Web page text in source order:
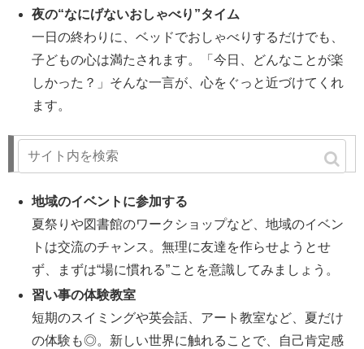
夜の“なにげないおしゃべり”タイム
一日の終わりに、ベッドでおしゃべりするだけでも、
子どもの心は満たされます。「今日、どんなことが楽
しかった？」そんな一言が、心をぐっと近づけてくれ
ます。
3. 外とのつながりも大切に
地域のイベントに参加する
夏祭りや図書館のワークショップなど、地域のイベン
トは交流のチャンス。無理に友達を作らせようとせ
ず、まずは“場に慣れる”ことを意識してみましょう。
習い事の体験教室
短期のスイミングや英会話、アート教室など、夏だけ
の体験も◎。新しい世界に触れることで、自己肯定感